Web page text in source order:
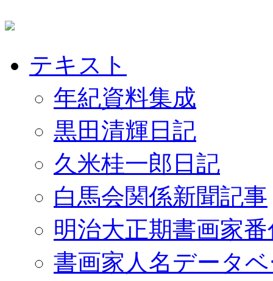
テキスト
年紀資料集成
黒田清輝日記
久米桂一郎日記
白馬会関係新聞記事
明治大正期書画家
書画家人名データ